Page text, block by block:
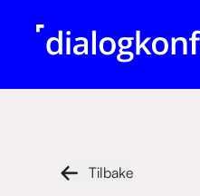
Tilbake